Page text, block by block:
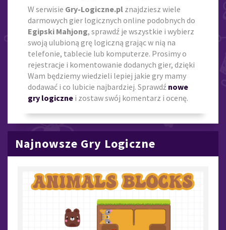
W serwisie Gry-Logiczne.pl znajdziesz wiele
darmowych gier logicznych online podobnych do
Egipski Mahjong, sprawdź je wszystkie i wybierz
swoją ulubioną grę logiczną grając w nią na
telefonie, tablecie lub komputerze. Prosimy o
rejestracje i komentowanie dodanych gier, dzięki
Wam będziemy wiedzieli lepiej jakie gry mamy
dodawać i co lubicie najbardziej. Sprawdź nowe
gry logiczne i zostaw swój komentarz i ocenę.
Najnowsze Gry Logiczne